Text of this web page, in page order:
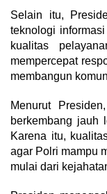
Selain itu,
teknologi
kualitas
mempercepat
membangun
Menurut
berkembang jauh
Karena itu,
agar Polri mampu
mulai dari